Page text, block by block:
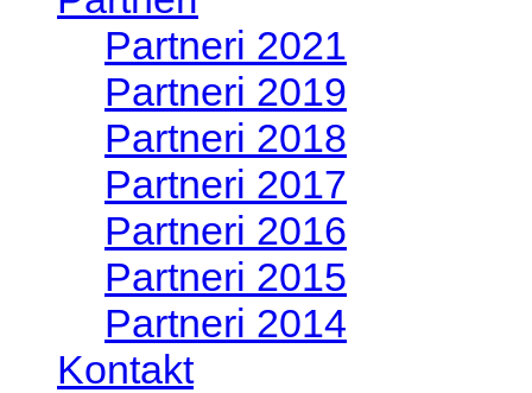
Partneri 2021
Partneri 2019
Partneri 2018
Partneri 2017
Partneri 2016
Partneri 2015
Partneri 2014
Kontakt